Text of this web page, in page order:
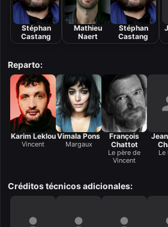
Stéphan
Castang
Mathieu
Naert
Stéphan
Castang
Reparto:
Karim Leklou
Vincent
Vimala Pons
Margaux
François
Chattot
Le père de
Vincent
Le
Créditos técnicos adicionales: